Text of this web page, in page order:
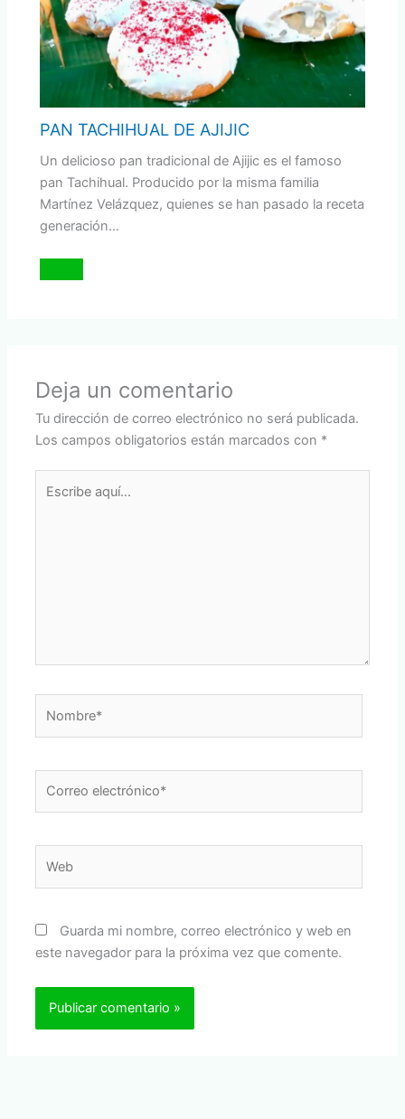
PAN TACHIHUAL DE AJIJIC
Un delicioso pan tradicional de Ajijic es el famoso
pan Tachihual. Producido por la misma familia
Martínez Velázquez, quienes se han pasado la receta
generación…
Deja un comentario
Tu dirección de correo electrónico no será publicada.
Los campos obligatorios están marcados con *
Guarda mi nombre, correo electrónico y web en
este navegador para la próxima vez que comente.